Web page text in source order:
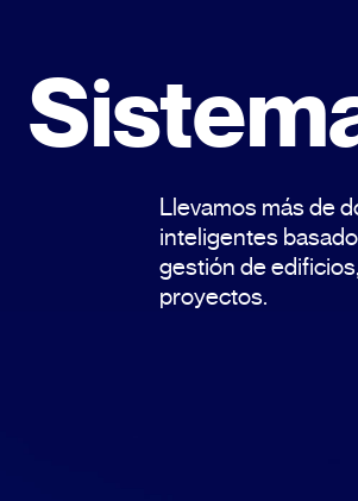
Llevamos más de
inteligentes
gestión de
proyectos.